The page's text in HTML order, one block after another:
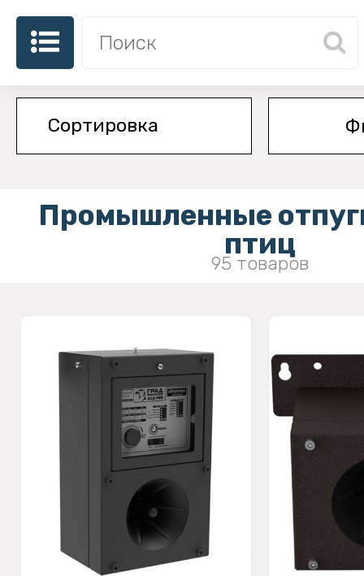
Промышленные
птиц
95 товаров